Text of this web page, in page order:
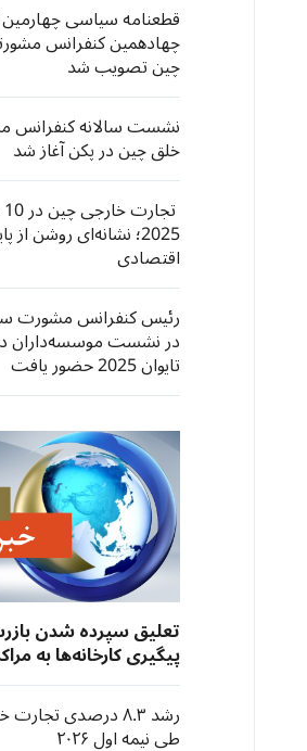
قطعنامه سیاسی
چهادهمین کنفرانس
چین تصویب شد
نشست سالانه
خلق چین در پکن آغاز شد
2025؛ نشانه‌ای روشن
اقتصادی
رئیس کنفرانس مشورت
در نشست موسسه‌داران
تایوان 2025 حضور یافت
تعلیق سپرده شدن
پیگیری کارخانه‌ها به
گواهی مستقر در
نهادهای صادرکننده
چین رشد ۸.۳ درصدی
طی نیمه اول ۲۰۲۶